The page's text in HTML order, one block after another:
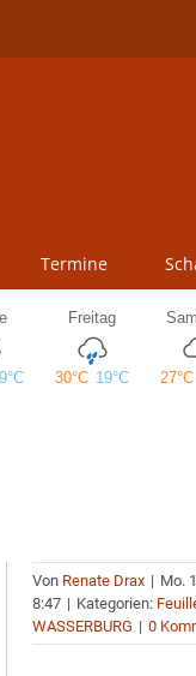
Termine
Von Renate Drax | Mo.
8:47 | Kategorien:
WASSERBURG | 0